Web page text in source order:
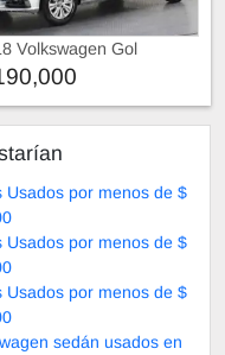
Volkswagen Gol
Usados por menos de $
Usados por menos de $
Usados por menos de $
sedán usados en